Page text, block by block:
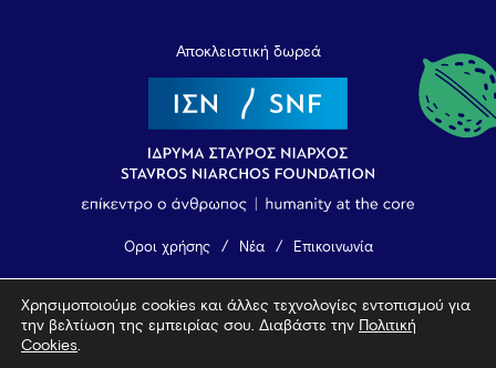
Αποκλειστική δωρεά
Όροι χρήσης Νέα Επικοινωνία
© 2026 Vamvakou Revival
Χρησιμοποιούμε cookies και άλλες τεχνολογίες εντοπισμού για
την βελτίωση της εμπειρίας σου. Διαβάστε την
Πολιτική
Cookies.